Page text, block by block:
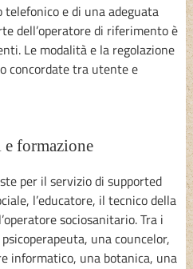
e di una adeguata
dell’operatore di riferimento è
Le modalità e la regolazione
concordate tra utente e
formazione
per il servizio di supported
l’educatore, il tecnico della
sociosanitario. Tra i
una councelor,
informatico, una botanica, una